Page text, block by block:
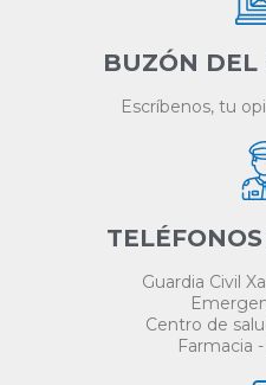
BUZÓN
Escríbenos, tu
Guardia Civil
Centro de
Farmacia